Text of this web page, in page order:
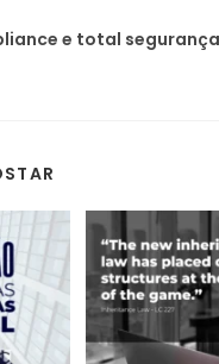
e total